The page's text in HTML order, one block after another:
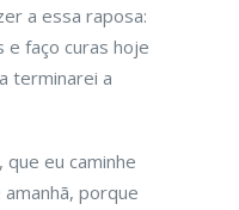
a essa raposa:
e faço curas hoje
terminarei a
que eu caminhe
porque